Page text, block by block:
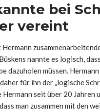
bei
vereint
nannte es logisch,
dazuholen müssen. Hermann
für ihn der „logische
Hermann seit über 20 Jahren
man zusammen mit den